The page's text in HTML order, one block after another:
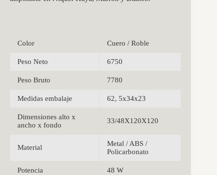
Color Cuero / Roble
Peso Neto 6750
Peso Bruto 7780
Medidas embalaje 62, 5x34x23
Dimensiones alto x
ancho x fondo
33/48X120X120
Material
Metal / ABS /
Policarbonato
Potencia 48 W